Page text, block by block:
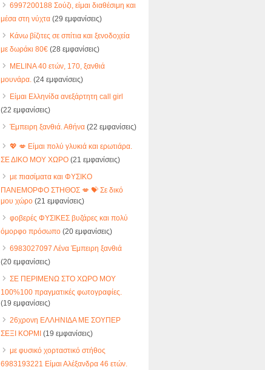
6997200188 Σούζι, είμαι διαθέσιμη και
μέσα στη νύχτα(29 εμφανίσεις)
Κάνω βίζιτες σε σπίτια και ξενοδοχεία
με δωράκι 80€(28 εμφανίσεις)
MELINA 40 ετών, 170, ξανθιά
μουνάρα.(24 εμφανίσεις)
Είμαι Ελληνίδα ανεξάρτητη call girl
(22 εμφανίσεις)
Έμπειρη ξανθιά. Αθήνα(22 εμφανίσεις)
💖 💋 Είμαι πολύ γλυκιά και ερωτιάρα.
ΣΕ ΔΙΚΟ ΜΟΥ ΧΩΡΟ(21 εμφανίσεις)
με πιασίματα και ΦΥΣΙΚΟ
ΠΑΝΕΜΟΡΦΟ ΣΤΗΘΟΣ 💋 💝 Σε δικό
μου χώρο(21 εμφανίσεις)
φοβερές ΦΥΣΙΚΕΣ βυζάρες και πολύ
όμορφο πρόσωπο(20 εμφανίσεις)
6983027097 Λένα Έμπειρη ξανθιά
(20 εμφανίσεις)
ΣΕ ΠΕΡΙΜΕΝΩ ΣΤΟ ΧΩΡΟ ΜΟΥ
100%100 πραγματικές φωτογραφίες.
(19 εμφανίσεις)
26χρονη ΕΛΛΗΝΙΔΑ ΜΕ ΣΟΥΠΕΡ
ΣΕΞΙ ΚΟΡΜΙ (19 εμφανίσεις)
με φυσικό χορταστικό στήθος
6983193221 Είμαι Αλέξανδρα 46 ετών.